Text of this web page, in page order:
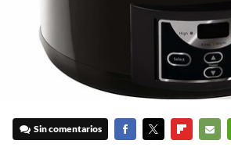
Sin comentarios